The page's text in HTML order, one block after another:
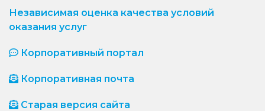
Независимая оценка качества условий
оказания услуг
Корпоративный портал
Корпоративная почта
Старая версия сайта